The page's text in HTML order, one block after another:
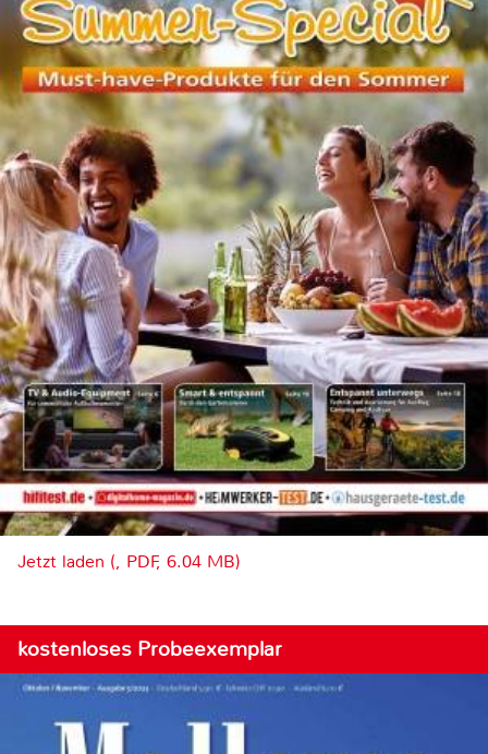
Jetzt laden (, PDF, 6.04 MB)
kostenloses Probeexemplar